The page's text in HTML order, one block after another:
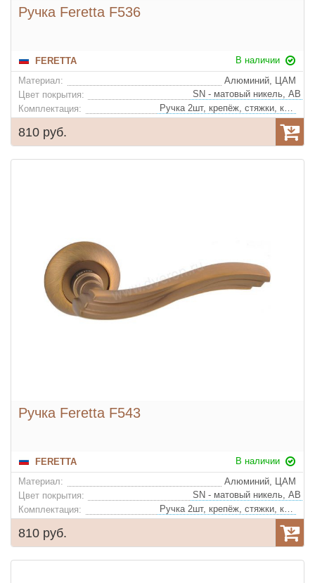
Ручка Feretta F536
FERETTA
В наличии
Материал:
Алюминий, ЦАМ
Цвет покрытия:
Комплектация:
Ручка 2шт, крепёж, стяжки, квадрат
810 руб.
Ручка Feretta F543
FERETTA
В наличии
Материал:
Алюминий, ЦАМ
Цвет покрытия:
Комплектация:
Ручка 2шт, крепёж, стяжки, квадрат
810 руб.